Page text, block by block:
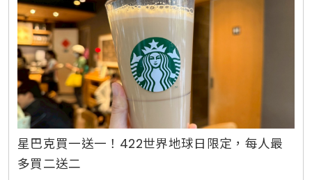
上好友一起來吧！星巴克夏日買一送一優惠等你來喝這
次的夏日
星巴克買一送一！422世界地球日限定，每人最
多買二送二